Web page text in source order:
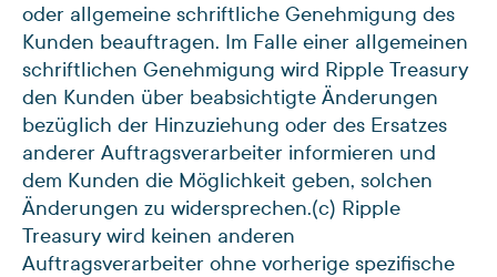
oder allgemeine schriftliche Genehmigung des
Kunden beauftragen. Im Falle einer allgemeinen
schriftlichen Genehmigung wird Ripple Treasury
den Kunden über beabsichtigte Änderungen
bezüglich der Hinzuziehung oder des Ersatzes
anderer Auftragsverarbeiter informieren und
dem Kunden die Möglichkeit geben, solchen
Änderungen zu widersprechen.(c) Ripple
Treasury wird keinen anderen
Auftragsverarbeiter ohne vorherige spezifische